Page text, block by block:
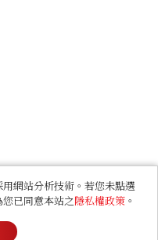
網站分析技術。若您未點選
您已同意本站之隱私權政策 。